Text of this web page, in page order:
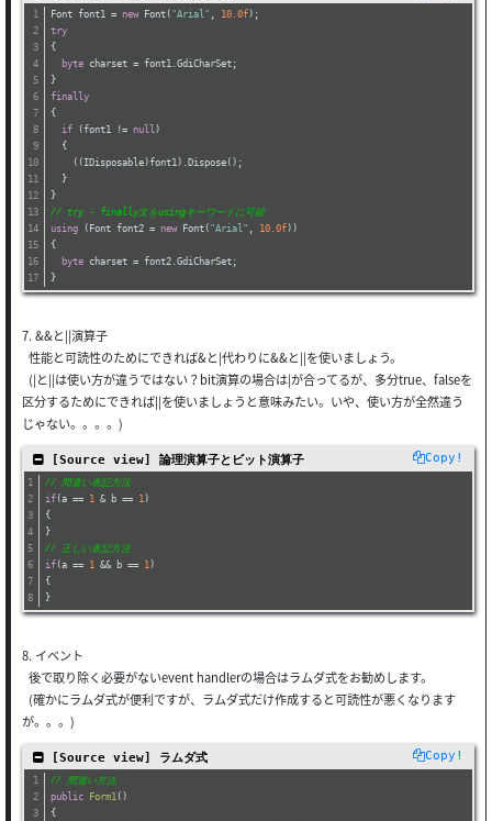
Font font1 = new Font( "Arial" , 10.0f);
try
{
byte charset = font1.GdiCharSet;
}
finally
{
if (font1 != null)
  {
    ((IDisposable)font1).Dispose();
  }
}
// try - finally文をusingキーワードに可能
using (Font font2 = new Font( "Arial" , 10.0f))
{
byte charset = font2.GdiCharSet;
}
7. &&と||演算子
性能と可読性のためにできれば&と|代わりに&&と||を使いましょう。
(|と||は使い方が違うではない？bit演算の場合は|が合ってるが、多分true、falseを
区分するためにできれば||を使いましょうと意味みたい。いや、使い方が全然違う
じゃない。。。。)
Copy!
[Source view] 論理演算子とビット演算子
// 間違い表記方法
if (a == 1 & b == 1)
{
}
// 正しい表記方法
if (a == 1 && b == 1)
{
}
8. イベント
後で取り除く必要がないevent handlerの場合はラムダ式をお勧めします。
(確かにラムダ式が便利ですが、ラムダ式だけ作成すると可読性が悪くなります
が。。。)
Copy!
[Source view] ラムダ式
// 間違い方法
public
Form1 ( )
{